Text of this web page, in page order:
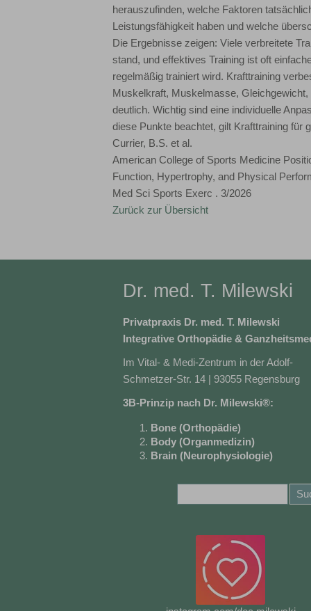
herauszufinden, welche Faktoren
Leistungsfähigkeit haben und welche
Die Ergebnisse zeigen: Viele verbreitete
stand, und effektives Training ist oft
regelmäßig trainiert wird. Krafttraining
Muskelkraft, Muskelmasse,
deutlich. Wichtig sind eine individuelle
diese Punkte beachtet, gilt Krafttraining für
Currier, B.S. et al.
American College of Sports Medicine
Function, Hypertrophy, and Physical
Med Sci Sports Exerc . 3/2026
Zurück zur Übersicht
Dr. med. T. Milewski
Privatpraxis Dr. med. T. Milewski
Integrative Orthopädie &
Im Vital- & Medi-Zentrum in der Adolf-
Schmetzer-Str. 14 | 93055 Regensburg
3B-Prinzip nach Dr. Milewski®:
Bone (Orthopädie)
Body (Organmedizin)
Brain (Neurophysiologie)